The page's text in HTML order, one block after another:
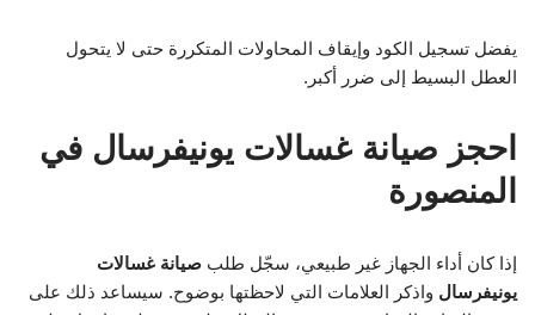
يفضل تسجيل الكود وإيقاف المحاولات المتكررة حتى لا يتحول
العطل البسيط إلى ضرر أكبر.
احجز صيانة غسالات يونيفرسال في
المنصورة
إذا كان أداء الجهاز غير طبيعي، سجّل طلب صيانة غسالات
يونيفرسال واذكر العلامات التي لاحظتها بوضوح. سيساعد ذلك على